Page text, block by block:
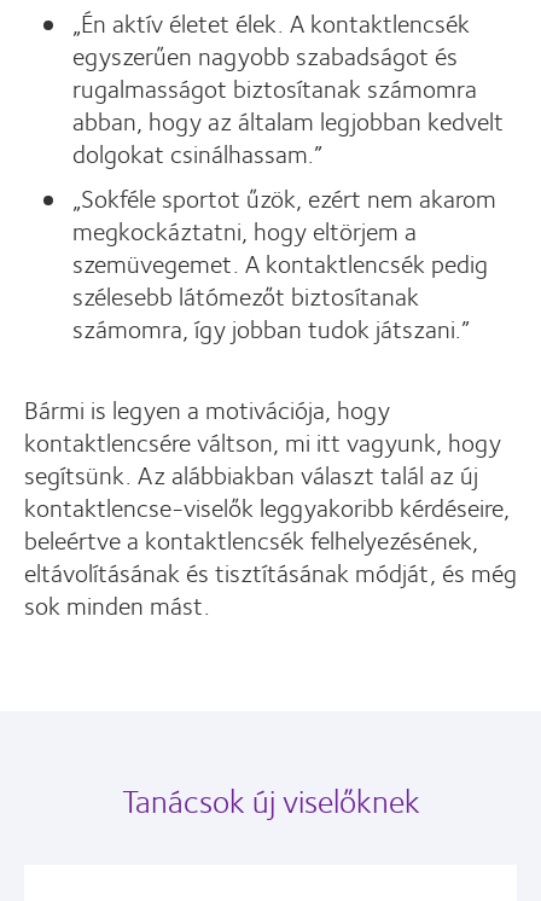
„Én aktív életet élek. A kontaktlencsék
egyszerűen nagyobb szabadságot és
rugalmasságot biztosítanak számomra
abban, hogy az általam legjobban kedvelt
dolgokat csinálhassam.”
„Sokféle sportot űzök, ezért nem akarom
megkockáztatni, hogy eltörjem a
szemüvegemet. A kontaktlencsék pedig
szélesebb látómezőt biztosítanak
számomra, így jobban tudok játszani.”
Bármi is legyen a motivációja, hogy
kontaktlencsére váltson, mi itt vagyunk, hogy
segítsünk. Az alábbiakban választ talál az új
kontaktlencse-viselők leggyakoribb kérdéseire,
beleértve a kontaktlencsék felhelyezésének,
eltávolításának és tisztításának módját, és még
sok minden mást.
Tanácsok új viselőknek